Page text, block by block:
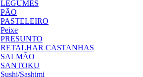
LEGUMES
PÃO
PASTELEIRO
Peixe
PRESUNTO
RETALHAR CASTANHAS
SALMÃO
SANTOKU
Sushi/Sashimi